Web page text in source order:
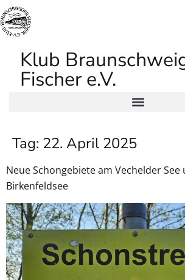
Klub
Fischer e.V.
Tag: 22. April 2025
Neue Schongebiete am Vechelder See
Birkenfeldsee